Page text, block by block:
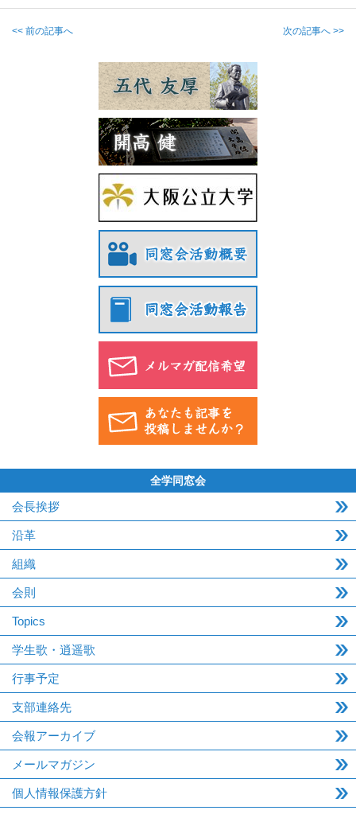
<< 前の記事へ 次の記事へ >>
全学同窓会
会長挨拶
沿革
組織
会則
Topics
学生歌・逍遥歌
行事予定
支部連絡先
会報アーカイブ
メールマガジン
個人情報保護方針